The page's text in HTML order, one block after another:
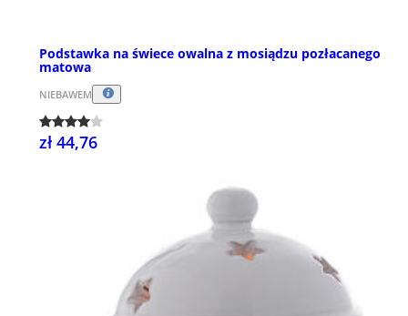
Podstawka na świece owalna z mosiądzu pozłacanego
matowa
NIEBAWEM
zł 44,76